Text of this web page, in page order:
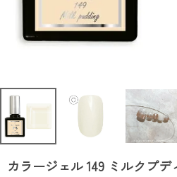
カラージェル 149 ミルクプデ